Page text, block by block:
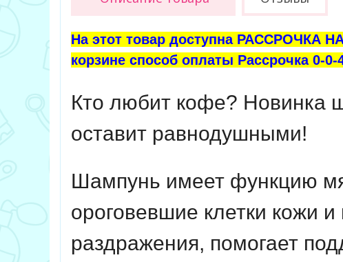
На этот товар доступна РАССРОЧКА
корзине способ оплаты Рассрочка 0-0-
Кто любит кофе? Новинка
оставит равнодушными!
Шампунь имеет функцию
ороговевшие клетки кожи
раздражения, помогает